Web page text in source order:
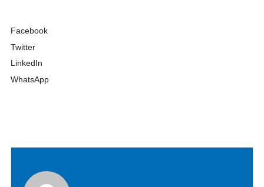
Facebook
Twitter
LinkedIn
WhatsApp